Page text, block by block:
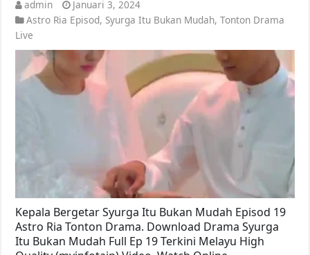
admin
Januari 3, 2024
Astro Ria Episod, Syurga Itu Bukan Mudah,Tonton Drama
Live
Kepala Bergetar Syurga Itu Bukan Mudah Episod 19
Astro Ria Tonton Drama. Download Drama Syurga
Itu Bukan Mudah Full Ep 19 Terkini Melayu High